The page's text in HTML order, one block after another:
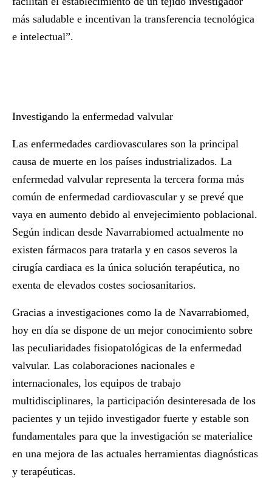
más saludable e incentivan la transferencia tecnológica
e intelectual”.
Investigando la enfermedad valvular
Las enfermedades cardiovasculares son la principal
causa de muerte en los países industrializados. La
enfermedad valvular representa la tercera forma más
común de enfermedad cardiovascular y se prevé que
vaya en aumento debido al envejecimiento poblacional.
Según indican desde Navarrabiomed actualmente no
existen fármacos para tratarla y en casos severos la
cirugía cardiaca es la única solución terapéutica, no
exenta de elevados costes sociosanitarios.
Gracias a investigaciones como la de Navarrabiomed,
hoy en día se dispone de un mejor conocimiento sobre
las peculiaridades fisiopatológicas de la enfermedad
valvular. Las colaboraciones nacionales e
internacionales, los equipos de trabajo
multidisciplinares, la participación desinteresada de los
pacientes y un tejido investigador fuerte y estable son
fundamentales para que la investigación se materialice
en una mejora de las actuales herramientas diagnósticas
y terapéuticas.